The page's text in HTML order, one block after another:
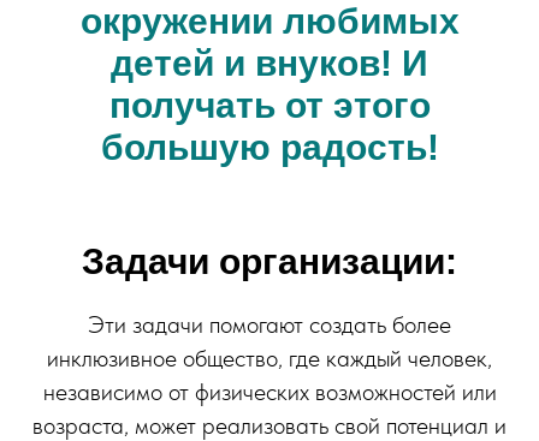
окружении любимых
детей и внуков! И
получать от этого
большую радость!
Задачи организации:
Эти задачи помогают создать более
инклюзивное общество, где каждый человек,
независимо от физических возможностей или
возраста, может реализовать свой потенциал и